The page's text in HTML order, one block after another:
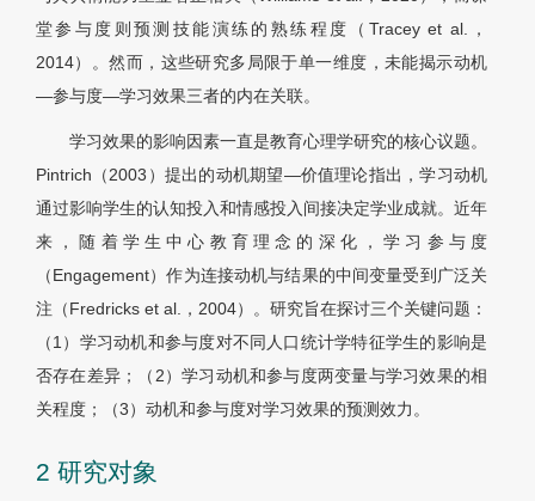
堂参与度则预测技能演练的熟练程度（Tracey et al.，
2014）。然而，这些研究多局限于单一维度，未能揭示动机
—参与度—学习效果三者的内在关联。
学习效果的影响因素一直是教育心理学研究的核心议题。
Pintrich（2003）提出的动机期望—价值理论指出，学习动机
通过影响学生的认知投入和情感投入间接决定学业成就。近年
来，随着学生中心教育理念的深化，学习参与度
（Engagement）作为连接动机与结果的中间变量受到广泛关
注（Fredricks et al.，2004）。研究旨在探讨三个关键问题：
（1）学习动机和参与度对不同人口统计学特征学生的影响是
否存在差异；（2）学习动机和参与度两变量与学习效果的相
关程度；（3）动机和参与度对学习效果的预测效力。
2 研究对象